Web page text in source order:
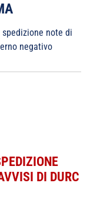
spedizione note di
negativo
DI DURC